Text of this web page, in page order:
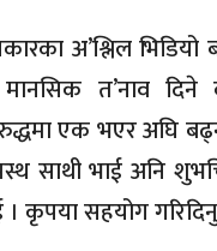
अ’श्लिल भिडियो
मानसिक त’नाव
एक भएर अघि
साथी भाई अनि
कृपया सहयोग